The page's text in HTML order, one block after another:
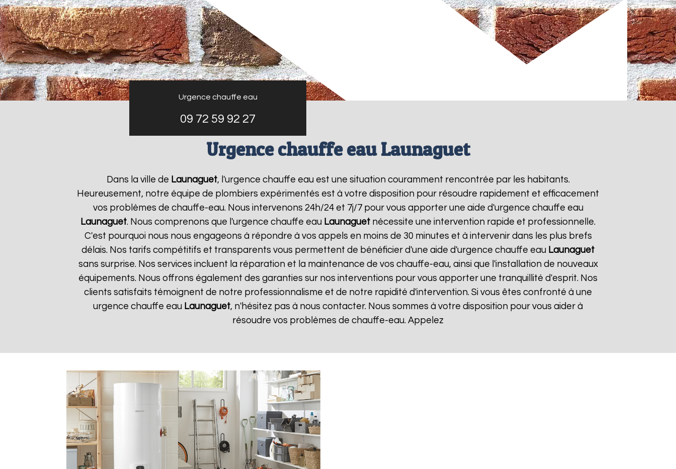
Urgence chauffe eau
09 72 59 92 27
Urgence chauffe eau Launaguet
Dans la ville de Launaguet, l'urgence chauffe eau est une situation couramment rencontrée par les habitants.
Heureusement, notre équipe de plombiers expérimentés est à votre disposition pour résoudre rapidement et efficacement
vos problèmes de chauffe-eau. Nous intervenons 24h/24 et 7j/7 pour vous apporter une aide d'urgence chauffe eau
Launaguet. Nous comprenons que l'urgence chauffe eau Launaguet nécessite une intervention rapide et professionnelle.
C'est pourquoi nous nous engageons à répondre à vos appels en moins de 30 minutes et à intervenir dans les plus brefs
délais. Nos tarifs compétitifs et transparents vous permettent de bénéficier d'une aide d'urgence chauffe eau Launaguet
sans surprise. Nos services incluent la réparation et la maintenance de vos chauffe-eau, ainsi que l'installation de nouveaux
équipements. Nous offrons également des garanties sur nos interventions pour vous apporter une tranquillité d'esprit. Nos
clients satisfaits témoignent de notre professionnalisme et de notre rapidité d'intervention. Si vous êtes confronté à une
urgence chauffe eau Launaguet, n'hésitez pas à nous contacter. Nous sommes à votre disposition pour vous aider à
résoudre vos problèmes de chauffe-eau. Appelez